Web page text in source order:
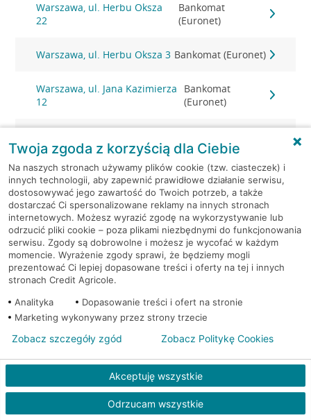
Warszawa, ul. Herbu Oksza
22
Bankomat
(Euronet)
Warszawa, ul. Herbu Oksza 3 Bankomat (Euronet)
Warszawa, ul. Jana Kazimierza
12
Bankomat
(Euronet)
21
(Euronet)
Warszawa, ul. Jutrzenki 156 Bankomat (Euronet)
Warszawa, ul. Kasprowicza
119a
Bankomat
(Euronet)
Warszawa, ul. Kasprowicza
119a
Bankomat
(Euronet)
Warszawa, ul. LAZUROWA 73 Bankomat (Euronet)
Warszawa, ul. Łopuszańska
22
Bankomat
(Euronet)
Warszawa, ul. Łopuszańska
Bankomat
(Euronet)
Twoja zgoda z korzyścią dla Ciebie
Na naszych stronach używamy plików cookie (tzw. ciasteczek) i
innych technologii, aby zapewnić prawidłowe działanie serwisu,
dostosowywać jego zawartość do Twoich potrzeb, a także
dostarczać Ci spersonalizowane reklamy na innych stronach
internetowych. Możesz wyrazić zgodę na wykorzystywanie lub
odrzucić pliki cookie – poza plikami niezbędnymi do funkcjonowania
serwisu. Zgody są dobrowolne i możesz je wycofać w każdym
momencie. Wyrażenie zgody sprawi, że będziemy mogli
prezentować Ci lepiej dopasowane treści i oferty na tej i innych
stronach Credit Agricole.
Analityka
Dopasowanie treści i ofert na stronie
Marketing wykonywany przez strony trzecie
Akceptuję wszystkie
Odrzucam wszystkie
Zobacz szczegóły zgód Zobacz Politykę Cookies